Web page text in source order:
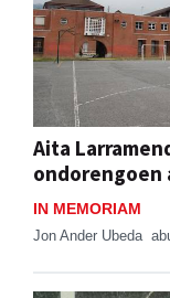
Aita
ondorengoen
IN MEMORIAM
Jon Ander Ubeda